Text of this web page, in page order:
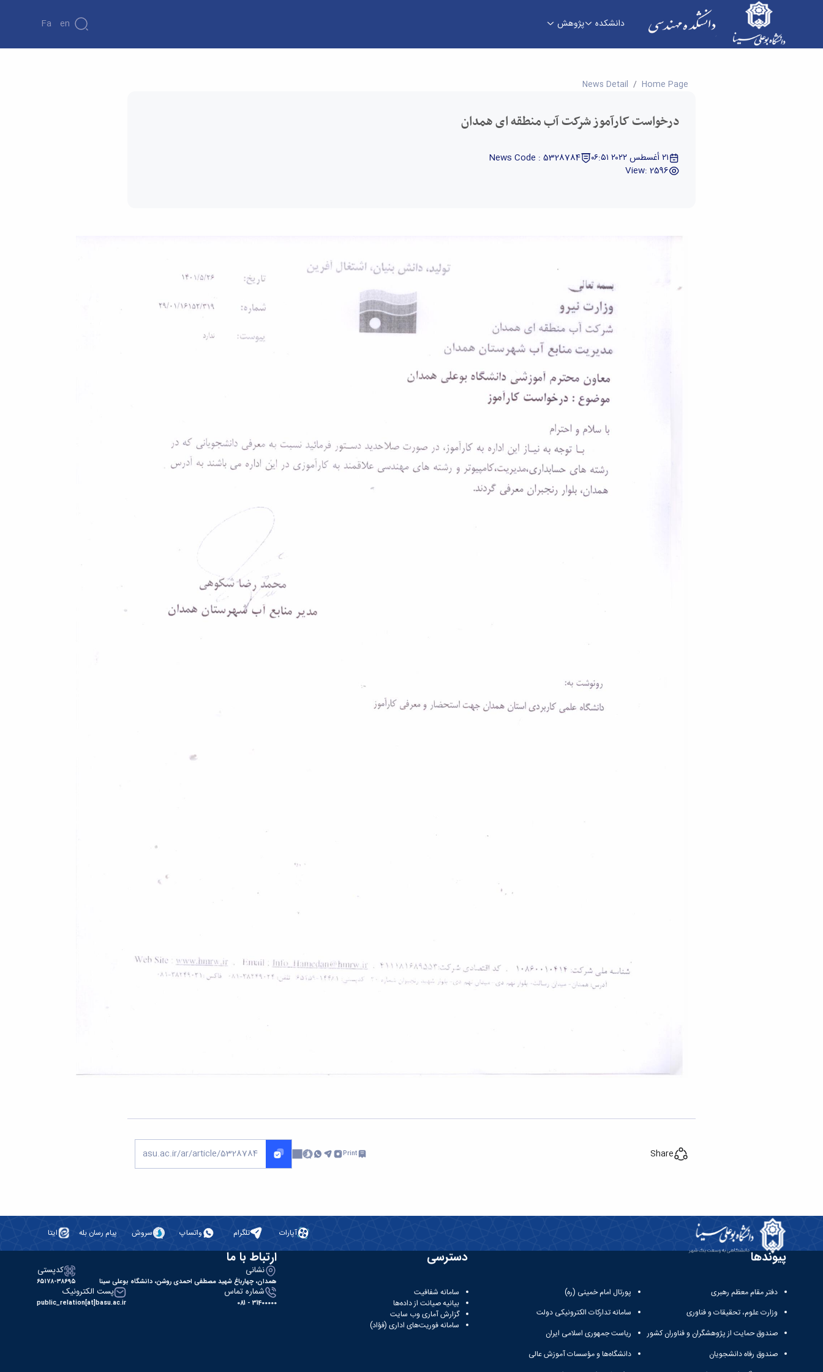
دانشکده پژوهش Fa En
درخواست کارآموز شرکت آب منطقه ای همدان - دانشکده فنی و مهندسی
Home Page
News Detail
درخواست کارآموز شرکت آب منطقه ای همدان
٢١ أغسطس ٢٠٢٢ ٠٦:٥١
News Code : 5328784
View: 2596
Share
Print
آپارات تلگرام واتساپ سروش پیام رسان بله ایتا
پیوندها
دفتر مقام معظم رهبری
وزارت علوم، تحقیقات و فناوری
صندوق حمایت از پژوهشگران و فناوران کشور
صندوق رفاه دانشجویان
پورتال امام خمینی (ره)
سامانه تدارکات الکترونیکی دولت
ریاست جمهوری اسلامی ایران
دانشگاه‌ها و مؤسسات آموزش عالی
دسترسی
سامانه شفافیت
بیانیه صیانت از داده‌ها
گزارش آماری وب‌ سایت
سامانه فوریت‌های اداری (فؤاد)
ارتباط با ما
نشانی
همدان، چهارباغ شهید مصطفی احمدی روشن، دانشگاه بوعلی سینا
کدپستی
۶۵۱۷۸-۳۸۶۹۵
شماره تماس
31400000 - 081
پست الکترونیک
public_relation[at]basu.ac.ir